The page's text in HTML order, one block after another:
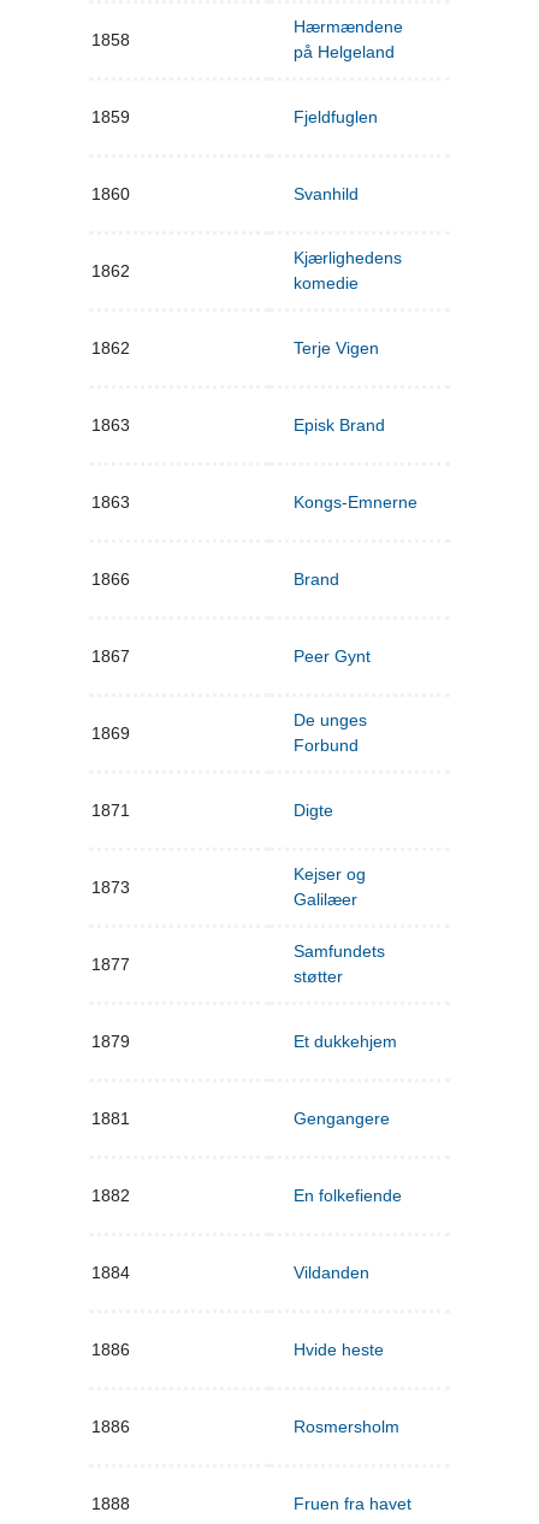
1858
Hærmændene
på Helgeland
1859 Fjeldfuglen
1860 Svanhild
1862
Kjærlighedens
komedie
1862 Terje Vigen
1863 Episk Brand
1863 Kongs-Emnerne
1866 Brand
1867 Peer Gynt
1869
De unges
Forbund
1871 Digte
1873
Kejser og
Galilæer
1877
Samfundets
støtter
1879 Et dukkehjem
1881 Gengangere
1882 En folkefiende
1884 Vildanden
1886 Hvide heste
1886 Rosmersholm
1888 Fruen fra havet